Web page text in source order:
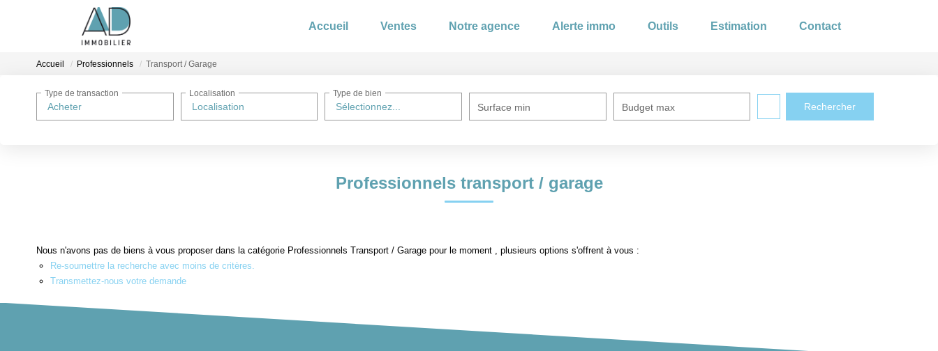
Accueil Ventes Notre agence Alerte immo Outils Estimation Contact
Accueil Professionnels Transport / Garage
Acheter
Type de transaction
Localisation
Localisation
Sélectionnez...
Type de bien
Surface min Budget max
Professionnels transport / garage
Nous n'avons pas de biens à vous proposer dans la catégorie Professionnels Transport / Garage pour le moment , plusieurs options s'offrent à vous :
Re-soumettre la recherche avec moins de critères.
Transmettez-nous votre demande